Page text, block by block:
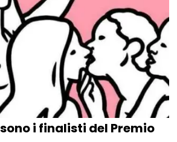
i finalisti del Premio